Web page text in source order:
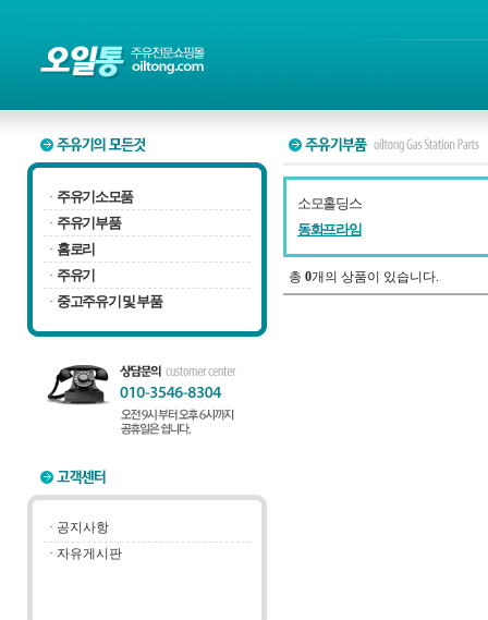
· 주유기소모품
· 주유기부품
· 홈로리
· 주유기
· 중고주유기 및 부품
· 공지사항
· 자유게시판
소모홀딩스
동화프라임
총 0개의 상품이 있습니다.